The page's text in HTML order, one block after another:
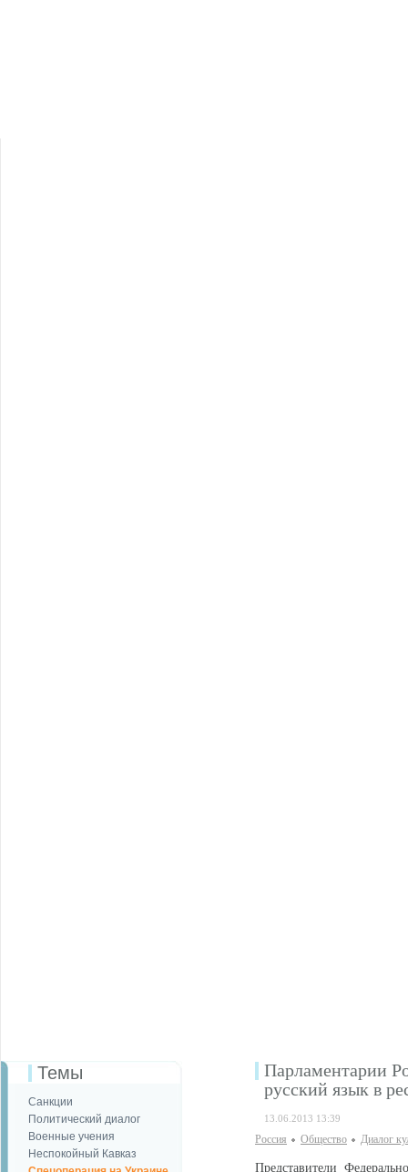
Темы
Санкции
Политический диалог
Военные учения
Неспокойный Кавказ
Парламентарии
русский язык в
13.06.2013 13:39
Россия Общество Диалог
Представители